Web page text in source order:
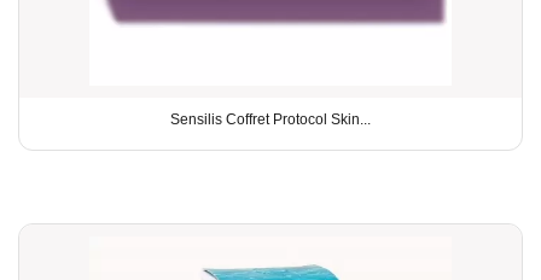
Sensilis Coffret Protocol Skin...